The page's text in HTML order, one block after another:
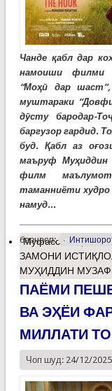
Чанде қабл дар
намоиши филми
“Моҳӣ дар
муштараки
дӯсту бародар-
баргузор гардид.
буд. Қабл аз
маъруф
филм
таманниёти
намуд...
барчасп:
Муфассалтаро
ЗАМОНИ
МУҲИДДИН
ПАЁМИ
ВА ЭҲЁИ
МИЛЛАТИ
Чоп шуд: 24/12/2025